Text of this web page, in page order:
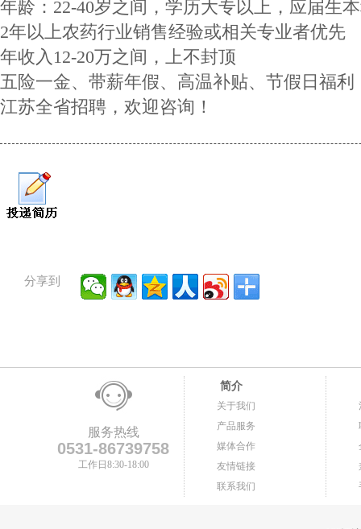
年龄：22-40岁之间，学历大专以上，应届生
2年以上农药行业销售经验或相关专业者优先
年收入12-20万之间，上不封顶
五险一金、带薪年假、高温补贴、节假日福利
江苏全省招聘，欢迎咨询！
分享到
服务热线
0531-86739758
工作日8:30-18:00
简介
关于我们
产品服务
媒体合作
友情链接
联系我们